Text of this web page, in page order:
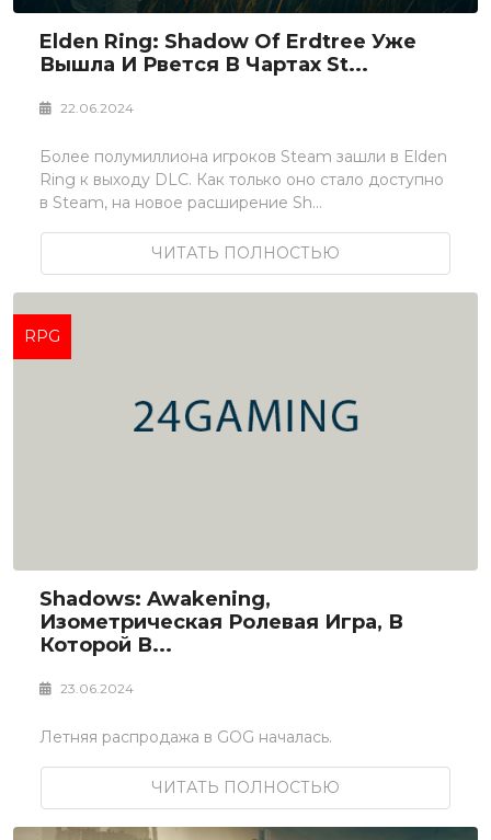
Elden Ring: Shadow Of Erdtree Уже
Вышла И Рвется В Чартах St...
22.06.2024
Более полумиллиона игроков Steam зашли в Elden
Ring к выходу DLC. Как только оно стало доступно
в Steam, на новое расширение Sh...
ЧИТАТЬ ПОЛНОСТЬЮ
RPG
Shadows: Awakening,
Изометрическая Ролевая Игра, В
Которой В...
23.06.2024
Летняя распродажа в GOG началась.
ЧИТАТЬ ПОЛНОСТЬЮ